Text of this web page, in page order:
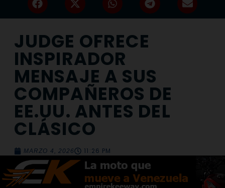
JUDGE OFRECE
INSPIRADOR
MENSAJE A SUS
COMPAÑEROS DE
EE.UU. ANTES DEL
CLÁSICO
MARZO 4, 2026 11:26 PM